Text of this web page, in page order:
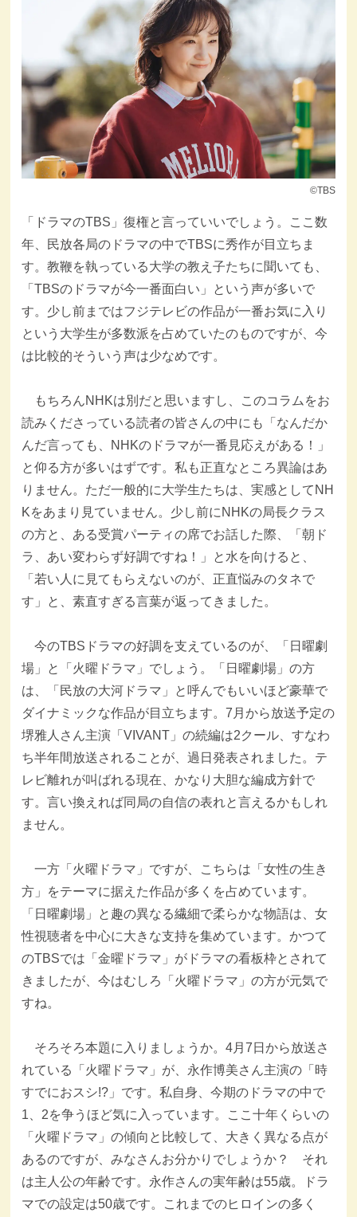
©TBS
「ドラマのTBS」復権と言っていいでしょう。ここ数
年、民放各局のドラマの中でTBSに秀作が目立ちま
す。教鞭を執っている大学の教え子たちに聞いても、
「TBSのドラマが今一番面白い」という声が多いで
す。少し前まではフジテレビの作品が一番お気に入り
という大学生が多数派を占めていたのものですが、今
は比較的そういう声は少なめです。
もちろんNHKは別だと思いますし、このコラムをお
読みくださっている読者の皆さんの中にも「なんだか
んだ言っても、NHKのドラマが一番見応えがある！」
と仰る方が多いはずです。私も正直なところ異論はあ
りません。ただ一般的に大学生たちは、実感としてNH
Kをあまり見ていません。少し前にNHKの局長クラス
の方と、ある受賞パーティの席でお話した際、「朝ド
ラ、あい変わらず好調ですね！」と水を向けると、
「若い人に見てもらえないのが、正直悩みのタネで
す」と、素直すぎる言葉が返ってきました。
今のTBSドラマの好調を支えているのが、「日曜劇
場」と「火曜ドラマ」でしょう。「日曜劇場」の方
は、「民放の大河ドラマ」と呼んでもいいほど豪華で
ダイナミックな作品が目立ちます。7月から放送予定の
堺雅人さん主演「VIVANT」の続編は2クール、すなわ
ち半年間放送されることが、過日発表されました。テ
レビ離れが叫ばれる現在、かなり大胆な編成方針で
す。言い換えれば同局の自信の表れと言えるかもしれ
ません。
一方「火曜ドラマ」ですが、こちらは「女性の生き
方」をテーマに据えた作品が多くを占めています。
「日曜劇場」と趣の異なる繊細で柔らかな物語は、女
性視聴者を中心に大きな支持を集めています。かつて
のTBSでは「金曜ドラマ」がドラマの看板枠とされて
きましたが、今はむしろ「火曜ドラマ」の方が元気で
すね。
そろそろ本題に入りましょうか。4月7日から放送さ
れている「火曜ドラマ」が、永作博美さん主演の「時
すでにおスシ!?」です。私自身、今期のドラマの中で
1、2を争うほど気に入っています。ここ十年くらいの
「火曜ドラマ」の傾向と比較して、大きく異なる点が
あるのですが、みなさんお分かりでしょうか？ それ
は主人公の年齢です。永作さんの実年齢は55歳。ドラ
マでの設定は50歳です。これまでのヒロインの多く